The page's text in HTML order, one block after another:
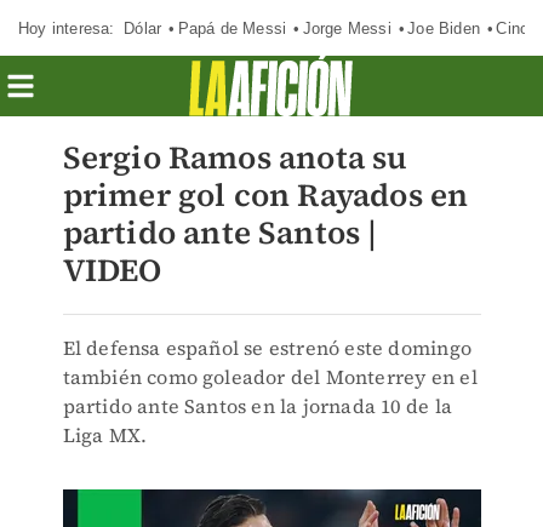
Hoy interesa: Dólar Papá de Messi Jorge Messi Joe Biden
Sergio Ramos anota su
primer gol con Rayados en
partido ante Santos |
VIDEO
El defensa español se estrenó este domingo
también como goleador del Monterrey en el
partido ante Santos en la jornada 10 de la
Liga MX.